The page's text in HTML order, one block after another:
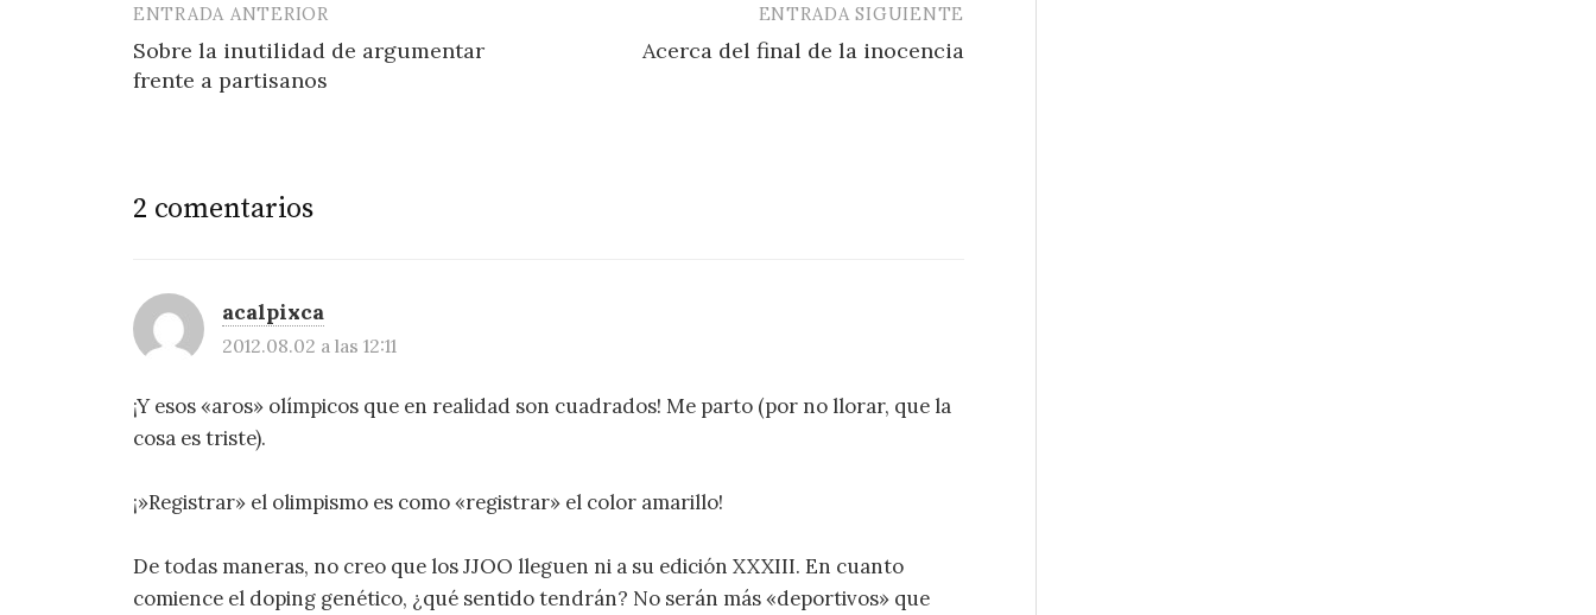
Navegación
de
ENTRADA ANTERIOR
Sobre la inutilidad de argumentar
frente a partisanos
ENTRADA SIGUIENTE
Acerca del final de la inocencia
2 comentarios
acalpixca
2012.08.02 a las 12:11
¡Y esos «aros» olímpicos que en realidad son cuadrados! Me parto (por no llorar, que la
cosa es triste).
¡»Registrar» el olimpismo es como «registrar» el color amarillo!
De todas maneras, no creo que los JJOO lleguen ni a su edición XXXIII. En cuanto
comience el doping genético, ¿qué sentido tendrán? No serán más «deportivos» que